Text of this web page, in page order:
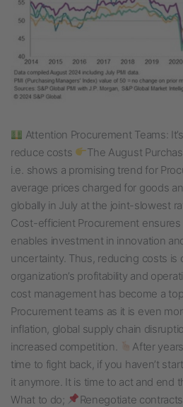
Attention Procurement Teams:
reduce costs
The August
i.e. shows a promising trend for
average prices charged for goods
globally in July at the joint-slowest
Cost-efficient Procurement ensures
enables investment in innovation
uncertainty. Thus, reducing costs is
organization’s profitability and
cost management has become a
Procurement teams as it is even
inflation, global supply chain
increased competition.
After
time to fight back, if you haven’t
it anymore. It is time to act and end
What to do;
Renegotiate